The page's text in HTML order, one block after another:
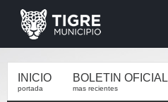
INICIO
portada
BOLETIN OFICIAL
mas recientes